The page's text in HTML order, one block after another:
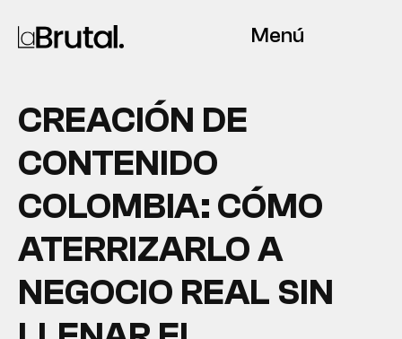
Menú
CREACIÓN DE
CONTENIDO
COLOMBIA: CÓMO
ATERRIZARLO A
NEGOCIO REAL SIN